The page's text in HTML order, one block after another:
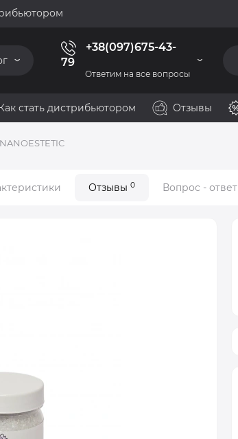
+38(097)675-43-
79
Ответим на все вопросы
стать дистрибьютором Отзывы
Отзывы 0 Вопрос - ответ